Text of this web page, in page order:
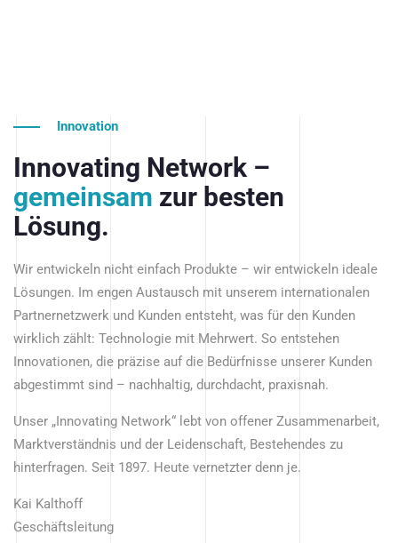
Innovation
Innovating Network –
gemeinsam zur besten
Lösung.
Wir entwickeln nicht einfach Produkte – wir entwickeln ideale
Lösungen. Im engen Austausch mit unserem internationalen
Partnernetzwerk und Kunden entsteht, was für den Kunden
wirklich zählt: Technologie mit Mehrwert. So entstehen
Innovationen, die präzise auf die Bedürfnisse unserer Kunden
abgestimmt sind – nachhaltig, durchdacht, praxisnah.
Unser „Innovating Network“ lebt von offener Zusammenarbeit,
Marktverständnis und der Leidenschaft, Bestehendes zu
hinterfragen. Seit 1897. Heute vernetzter denn je.
Kai Kalthoff
Geschäftsleitung